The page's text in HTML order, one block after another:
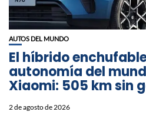
AUTOS DEL MUNDO
El híbrido
autonomía del
Xiaomi: 505 km sin
2 de agosto de 2026